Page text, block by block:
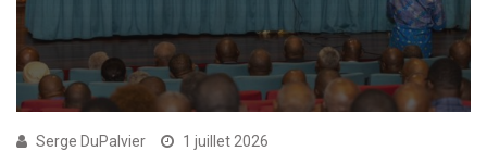
Serge DuPalvier 1 juillet 2026